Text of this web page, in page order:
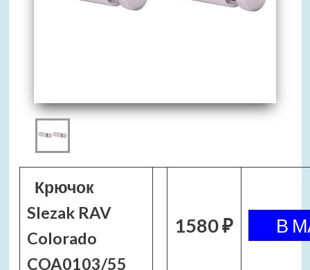
Крючок
Slezak RAV
Colorado
COA0103/55
1580 ₽